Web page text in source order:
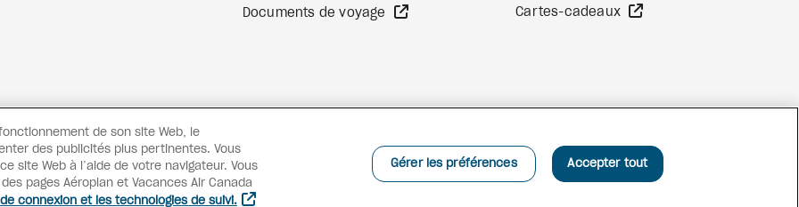
Documents de voyage Site Web externeCartes-cadeaux
Facebook
de son site Web, le
des publicités plus pertinentes. Vous
site Web à l’aide de votre navigateur. Vous
pages Aéroplan et Vacances Air Canada
connexion et les technologies de suivi.
Gérer les préférences Accepter tout